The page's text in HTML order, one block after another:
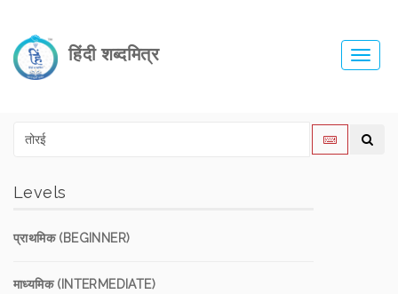
हिंदी शब्दमित्र
Levels
प्राथमिक (BEGINNER)
माध्यमिक (INTERMEDIATE)